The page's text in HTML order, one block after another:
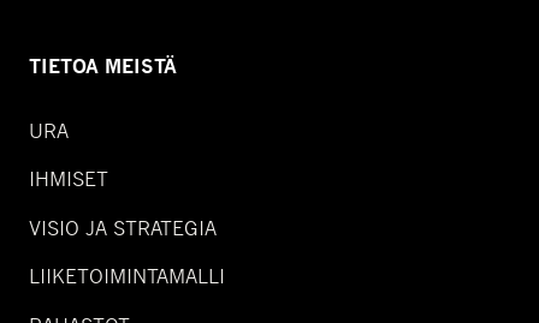
TIETOA MEISTÄ
URA
IHMISET
VISIO JA STRATEGIA
LIIKETOIMINTAMALLI